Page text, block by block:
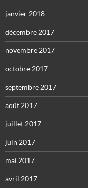
janvier 2018
décembre 2017
novembre 2017
octobre 2017
septembre 2017
août 2017
juillet 2017
juin 2017
mai 2017
avril 2017